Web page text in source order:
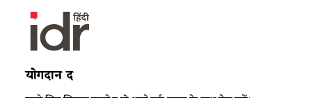
योगदान दें